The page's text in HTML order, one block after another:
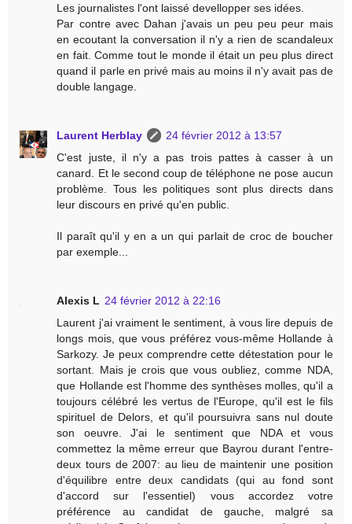
Les journalistes l'ont laissé devellopper ses idées.
Par contre avec Dahan j'avais un peu peu peur mais
en ecoutant la conversation il n'y a rien de scandaleux
en fait. Comme tout le monde il était un peu plus direct
quand il parle en privé mais au moins il n'y avait pas de
double langage.
Laurent Herblay
24 février 2012 à 13:57
C'est juste, il n'y a pas trois pattes à casser à un
canard. Et le second coup de téléphone ne pose aucun
problème. Tous les politiques sont plus directs dans
leur discours en privé qu'en public.
Il paraît qu'il y en a un qui parlait de croc de boucher
par exemple...
Alexis L 24 février 2012 à 22:16
Laurent j'ai vraiment le sentiment, à vous lire depuis de
longs mois, que vous préférez vous-même Hollande à
Sarkozy. Je peux comprendre cette détestation pour le
sortant. Mais je crois que vous oubliez, comme NDA,
que Hollande est l'homme des synthèses molles, qu'il a
toujours célébré les vertus de l'Europe, qu'il est le fils
spirituel de Delors, et qu'il poursuivra sans nul doute
son oeuvre. J'ai le sentiment que NDA et vous
commettez la même erreur que Bayrou durant l'entre-
deux tours de 2007: au lieu de maintenir une position
d'équilibre entre deux candidats (qui au fond sont
d'accord sur l'essentiel) vous accordez votre
préférence au candidat de gauche, malgré sa